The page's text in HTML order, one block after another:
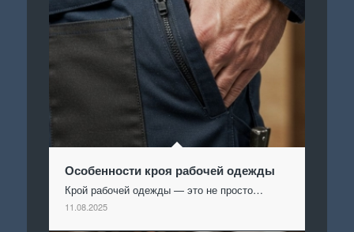
Особенности кроя рабочей одежды
Крой рабочей одежды — это не просто…
11.08.2025